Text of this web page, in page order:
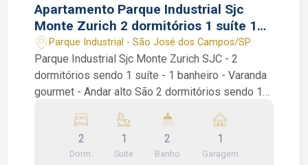
Apartamento Parque Industrial Sjc
Monte Zurich 2 dormitórios 1 suíte 1
vagaParque Industrial - São José dos Campos/SP
Parque Industrial Sjc Monte Zurich SJC - 2
dormitórios sendo 1 suíte - 1 banheiro - Varanda
gourmet - Andar alto São 2 dormitórios sendo 1
1 banheiro, sanca de gesso, sala de estar, sala de
tv, cozinha americana planejada, área de serviço
com armários e varanda gourmet com
2
Dorm.
1
Suite
2
Banho
1
Garagem